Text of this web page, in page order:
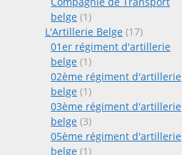
belge (1)
L'Artillerie Belge (17)
01er régiment d'artillerie
belge (1)
02ème régiment d'artillerie
belge (1)
03ème régiment d'artillerie
belge (3)
05ème régiment d'artillerie
belge (1)